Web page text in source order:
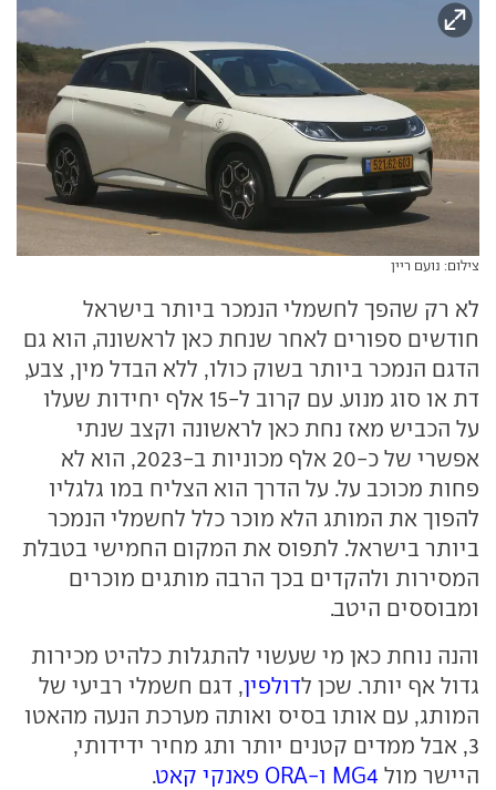
צילום: נועם ריין
לא רק שהפך לחשמלי הנמכר ביותר בישראל
חודשים ספורים לאחר שנחת כאן לראשונה, הוא גם
הדגם הנמכר ביותר בשוק כולו, ללא הבדל מין, צבע,
דת או סוג מנוע. עם קרוב ל-15 אלף יחידות שעלו
על הכביש מאז נחת כאן לראשונה וקצב שנתי
אפשרי של כ-20 אלף מכוניות ב-2023, הוא לא
פחות מכוכב על. על הדרך הוא הצליח במו גלגליו
להפוך את המותג הלא מוכר כלל לחשמלי הנמכר
ביותר בישראל. לתפוס את המקום החמישי בטבלת
המסירות ולהקדים בכך הרבה מותגים מוכרים
ומבוססים היטב.
והנה נוחת כאן מי שעשוי להתגלות כלהיט מכירות
גדול אף יותר. שכן לדולפין, דגם חשמלי רביעי של
המותג, עם אותו בסיס ואותה מערכת הנעה מהאטו
3, אבל ממדים קטנים יותר ותג מחיר ידידותי,
היישר מול MG4 ו-ORA פאנקי קאט .